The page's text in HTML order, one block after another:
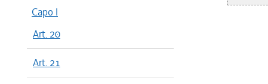
Capo I
Art. 20
Art. 21